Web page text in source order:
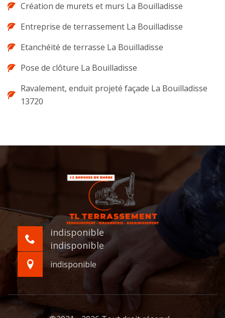
Création de murets et murs La Bouilladisse
Entreprise de terrassement La Bouilladisse
Etanchéité de terrasse La Bouilladisse
Pose de clôture La Bouilladisse
Ravalement, enduit projeté façade La Bouilladisse
13720
indisponible
indisponible
indisponible